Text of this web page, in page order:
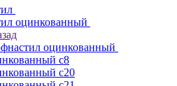
оцинкованный
оцинкованный
с8
с20